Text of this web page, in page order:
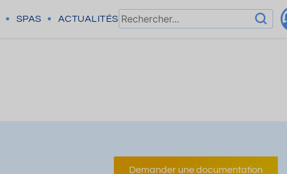
SPAS ACTUALITÉS
Demander une documentation